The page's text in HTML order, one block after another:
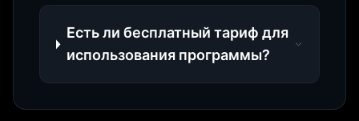
Есть ли бесплатный тариф для
использования программы?